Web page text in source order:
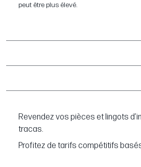
peut être plus élevé.
Revendez vos pièces et lingots
tracas.
Profitez de tarifs compétitifs